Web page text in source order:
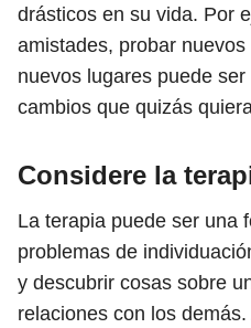
drásticos en su vida. Por
amistades, probar
nuevos lugares puede
cambios que quizás
Considere la
La terapia puede ser una
problemas de
y descubrir cosas sobre
relaciones con los